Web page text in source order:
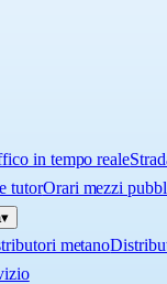
in tempo reale
tutorOrari mezzi
▾
metano